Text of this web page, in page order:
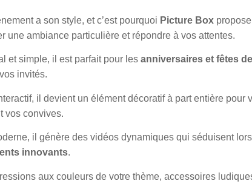
a son style, et c’est pourquoi Picture Box
une ambiance particulière et répondre à vos attentes.
et simple, il est parfait pour les anniversaires et fêtes
invités.
il devient un élément décoratif à part entière pour
vos convives.
il génère des vidéos dynamiques qui séduisent
innovants.
aux couleurs de votre thème, accessoires